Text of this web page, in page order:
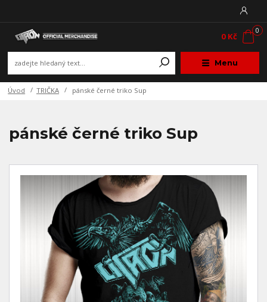
Menu
0
0 Kč
Úvod TRIČKA pánské černé triko Sup
pánské černé triko Sup